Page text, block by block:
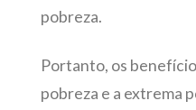
pobreza.
Portanto, os
pobreza e a extrema